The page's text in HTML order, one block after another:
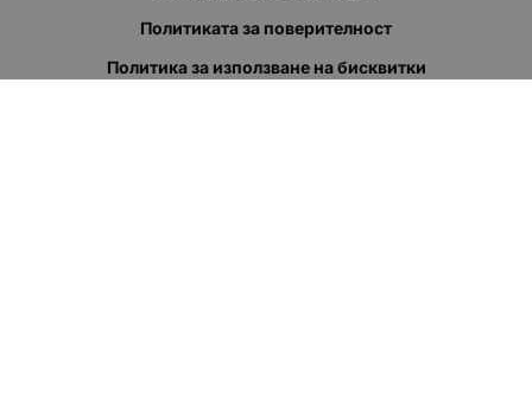
Политиката за поверителност
Политика за използване на бисквитки